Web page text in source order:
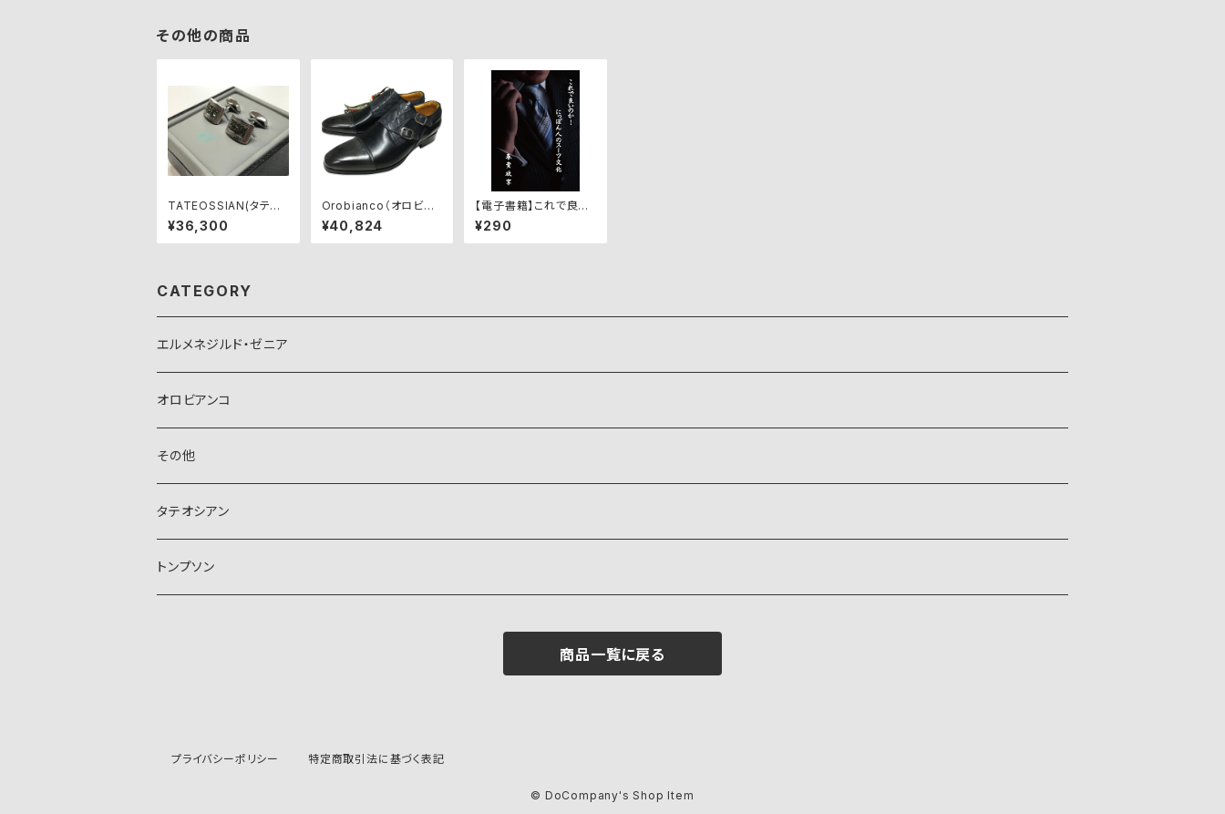
その他の商品
TATEOSSIAN(タテオ
シアン)カフリンクス C
F0019
¥36,300
Orobianco（オロビア
ンコ）ビジネスシューズ
【SAVONA】GRIGIO/N
ERO
¥40,824
【電子書籍】これで良い
のか！にっぽん人のスー
ツ文化
¥290
CATEGORY
エルメネジルド・ゼニア
オロビアンコ
その他
タテオシアン
トンプソン
商品一覧に戻る
プライバシーポリシー 特定商取引法に基づく表記
© DoCompany's Shop Item